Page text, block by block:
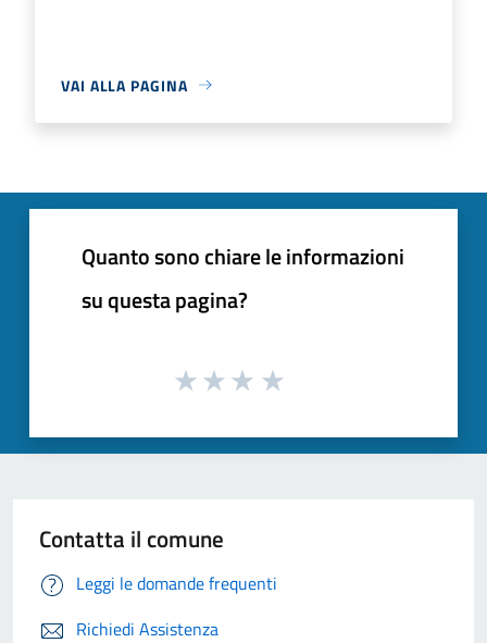
VAI ALLA PAGINA
Quanto sono chiare le informazioni
su questa pagina?
Contatta il comune
Leggi le domande frequenti
Richiedi Assistenza